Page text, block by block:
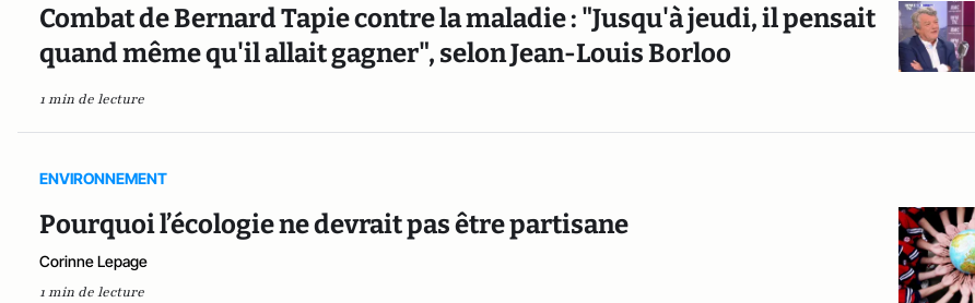
Combat de Bernard Tapie contre la maladie : "Jusqu'à jeudi, il pensait
quand même qu'il allait gagner", selon Jean-Louis Borloo
1 min de lecture
ENVIRONNEMENT
Pourquoi l’écologie ne devrait pas être partisane
Corinne Lepage
1 min de lecture